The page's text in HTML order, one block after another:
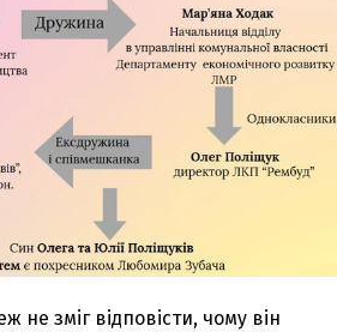
не зміг відповісти, чому він